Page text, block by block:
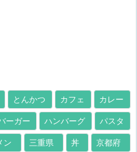
とんかつ カフェ カレー
ーガー ハンバーグ パスタ
ン 三重県 丼 京都府